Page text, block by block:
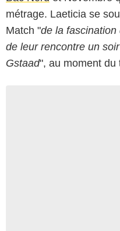
métrage. Laeticia se
Match "de la
de leur rencontre un
Gstaad", au moment du